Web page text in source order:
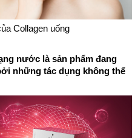
Collagen uống
nước là sản phẩm đang
những tác dụng không thể